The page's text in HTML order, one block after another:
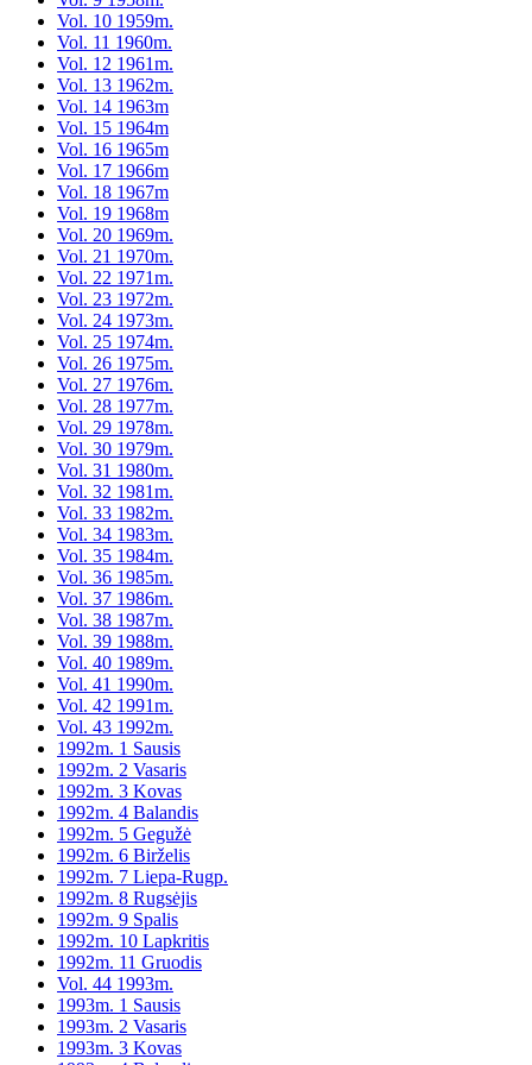
Vol. 10 1959m.
Vol. 11 1960m.
Vol. 12 1961m.
Vol. 13 1962m.
Vol. 14 1963m
Vol. 15 1964m
Vol. 16 1965m
Vol. 17 1966m
Vol. 18 1967m
Vol. 19 1968m
Vol. 20 1969m.
Vol. 21 1970m.
Vol. 22 1971m.
Vol. 23 1972m.
Vol. 24 1973m.
Vol. 25 1974m.
Vol. 26 1975m.
Vol. 27 1976m.
Vol. 28 1977m.
Vol. 29 1978m.
Vol. 30 1979m.
Vol. 31 1980m.
Vol. 32 1981m.
Vol. 33 1982m.
Vol. 34 1983m.
Vol. 35 1984m.
Vol. 36 1985m.
Vol. 37 1986m.
Vol. 38 1987m.
Vol. 39 1988m.
Vol. 40 1989m.
Vol. 41 1990m.
Vol. 42 1991m.
Vol. 43 1992m.
1992m. 1 Sausis
1992m. 2 Vasaris
1992m. 3 Kovas
1992m. 4 Balandis
1992m. 5 Gegužė
1992m. 6 Birželis
1992m. 7 Liepa-Rugp.
1992m. 8 Rugsėjis
1992m. 9 Spalis
1992m. 10 Lapkritis
1992m. 11 Gruodis
Vol. 44 1993m.
1993m. 1 Sausis
1993m. 2 Vasaris
1993m. 3 Kovas